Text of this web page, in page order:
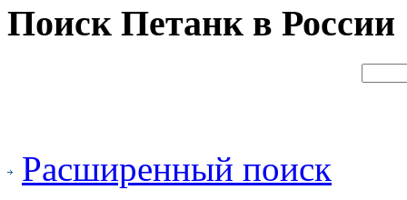
Поиск Петанк в России
Расширенный поиск